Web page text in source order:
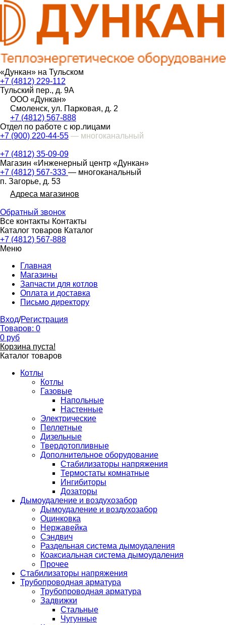
«Дункан» на Тульском
+7 (4812) 229-112
Тульский пер., д. 9А
ООО «Дункан»
Смоленск, ул. Парковая, д. 2
+7 (4812) 567-888
Отдел по работе с юр.лицами
+7 (900) 220-44-55 — многоканальный
+7 (4812) 35-09-09
Магазин «Инженерный центр «Дункан»
+7 (4812) 567-333 — многоканальный
п. Загорье, д. 53
Адреса магазинов
Обратный звонок
Все контакты Контакты
Каталог товаров Каталог
+7 (4812) 567-888
Меню
Главная
Магазины
Запчасти для котлов
Оплата и доставка
Письмо директору
Вход/Регистрация
Товаров: 0
0 руб
Корзина пуста!
Каталог товаров
Котлы
Котлы
Газовые
Напольные
Настенные
Электрические
Пеллетные
Дизельные
Твердотопливные
Дополнительное оборудование
Стабилизаторы напряжения
Термостаты комнатные
Ингибиторы
Дозаторы
Дымоудаление и воздухозабор
Дымоудаление и воздухозабор
Оцинковка
Нержавейка
Сэндвич
Раздельная система дымоудаления
Коаксиальная система дымоудаления
Прочее
Стабилизаторы напряжения
Трубопроводная арматура
Трубопроводная арматура
Задвижки
Стальные
Чугунные